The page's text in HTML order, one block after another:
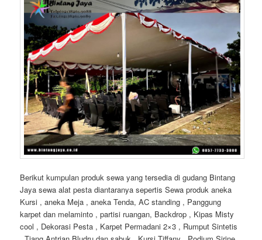
Berikut kumpulan produk sewa yang tersedia di gudang Bintang
Jaya sewa alat pesta diantaranya sepertis Sewa produk aneka
Kursi , aneka Meja , aneka Tenda, AC standing , Panggung
karpet dan melaminto , partisi ruangan, Backdrop , Kipas Misty
cool , Dekorasi Pesta , Karpet Permadani 2×3 , Rumput Sintetis